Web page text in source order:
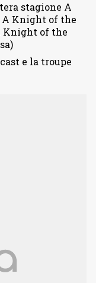
stagione A
Knight of the
Knight of the
e la troupe